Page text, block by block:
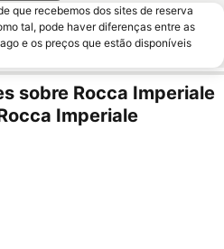
que recebemos dos sites de reserva
tal, pode haver diferenças entre as
e os preços que estão disponíveis
sobre Rocca Imperiale
Imperiale